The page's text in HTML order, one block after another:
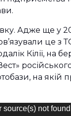
Адже ще у
це з
Кілії, на
на якій
source(s) not found